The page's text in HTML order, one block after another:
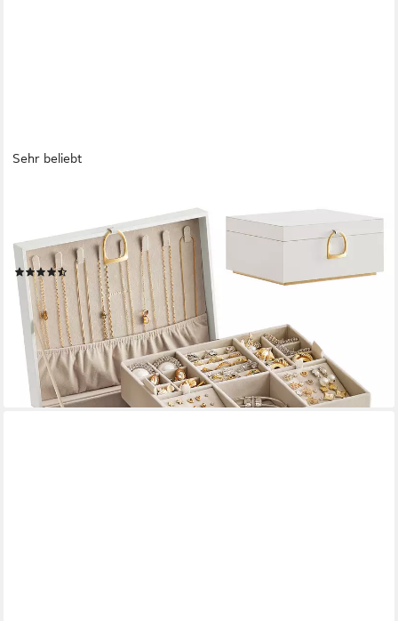
Sehr beliebt
Schmuckkasten 2 Ebenen, Schmuckkasten mit Griff, flexibles
Schmucktablett, Schmuckbox, Schmuckaufbewahrung,
schwebender Effekt, 20,5 x 24 x 11 cm
(78)
19,98 € UVP36,98 €
-46%
lieferbar - in 4-5 Werktagen bei dir